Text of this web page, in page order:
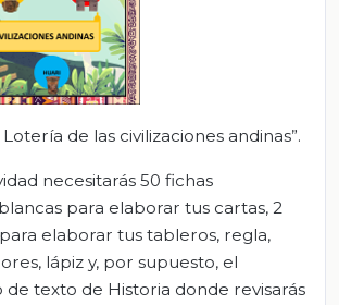
de las civilizaciones andinas”.
necesitarás 50 fichas
para elaborar tus cartas, 2
elaborar tus tableros, regla,
lápiz y, por supuesto, el
texto de Historia donde revisarás